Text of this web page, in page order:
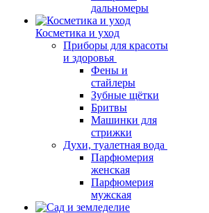
дальномеры
Косметика и уход
Приборы для красоты
и здоровья
Фены и
стайлеры
Зубные щётки
Бритвы
Машинки для
стрижки
Духи, туалетная вода
Парфюмерия
женская
Парфюмерия
мужская